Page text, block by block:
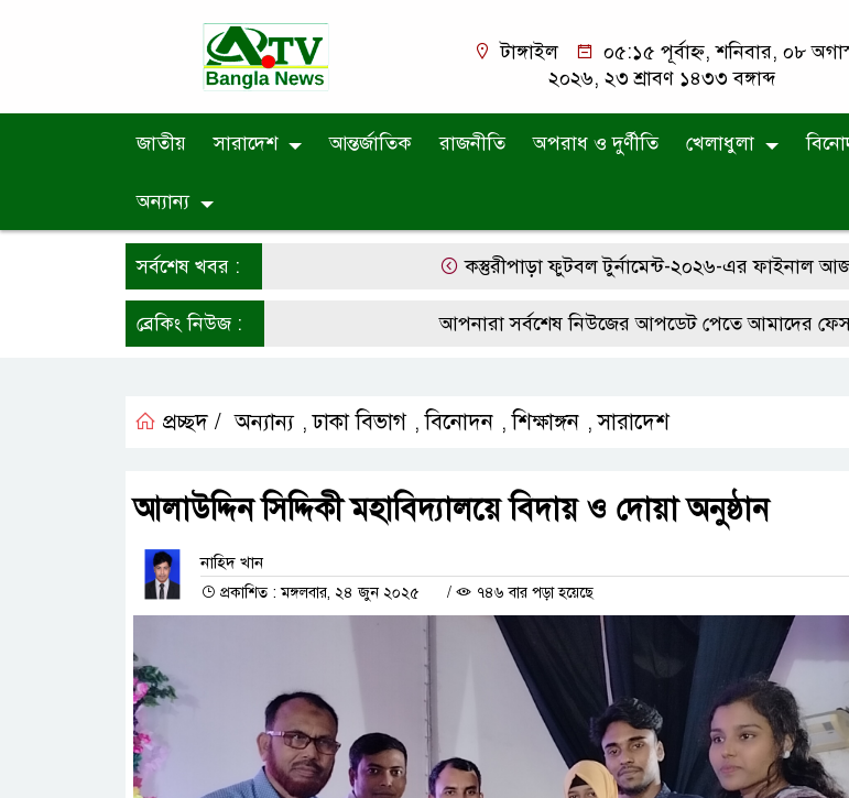
টাঙ্গাইল
০৫:১৫ পূর্বাহ্ন, শনিবার, ০৮
২০২৬, ২৩ শ্রাবণ ১৪৩৩ বঙ্গাব্দ
জাতীয় সারাদেশ আন্তর্জাতিক রাজনীতি অপরাধ ও দুর্ণীতি খেলাধুলা
অন্যান্য
সর্বশেষ খবর : কস্তুরীপাড়া ফুটবল টুর্নামেন্ট-২০২৬-এর ফাইনাল আজ
ব্রেকিং নিউজ : আপনারা সর্বশেষ নিউজের আপডেট পেতে আমাদের ফেসবুক
প্রচ্ছদ / অন্যান্য ,ঢাকা বিভাগ ,বিনোদন ,শিক্ষাঙ্গন ,সারাদেশ
আলাউদ্দিন সিদ্দিকী মহাবিদ্যালয়ে বিদায় ও দোয়া অনুষ্ঠান
নাহিদ খান
প্রকাশিত : মঙ্গলবার, ২৪ জুন ২০২৫ / ৭৪৬ বার পড়া হয়েছে